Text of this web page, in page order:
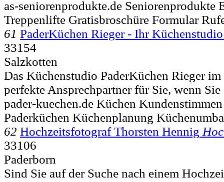
as-seniorenprodukte.de Seniorenprodukte
Treppenlifte Gratisbroschüre Formular
61 PaderKüchen Rieger - Ihr
33154
Salzkotten
Das Küchenstudio PaderKüchen Rieger
perfekte Ansprechpartner für Sie, wenn Sie
pader-kuechen.de Küchen
Paderküchen Küchenplanung
62 Hochzeitsfotograf Thorsten Hennig
33106
Paderborn
Sind Sie auf der Suche nach einem